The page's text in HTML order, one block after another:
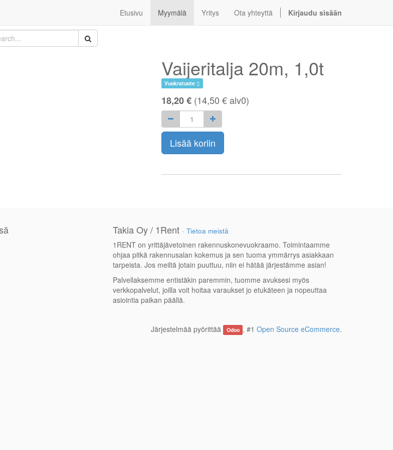
Etusivu Myymälä Yritys Ota yhteyttä Kirjaudu sisään
Vaijeritalja 20m, 1,0t
Vuokratuote
18,20 € (14,50 €alv0)
Lisää koriin
Takia Oy / 1Rent - Tietoa meistä
1RENT on yrittäjävetoinen rakennuskonevuokraamo. Toimintaamme
ohjaa pitkä rakennusalan kokemus ja sen tuoma ymmärrys asiakkaan
tarpeista. Jos meiltä jotain puuttuu, niin ei hätää järjestämme asian!
Palvellaksemme entistäkin paremmin, tuomme avuksesi myös
verkkopalvelut, joilla voit hoitaa varaukset jo etukäteen ja nopeuttaa
asiointia paikan päällä.
Järjestelmää pyörittää Odoo , #1 Open Source eCommerce.